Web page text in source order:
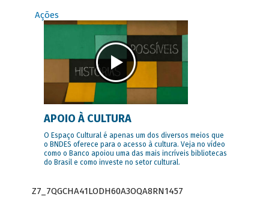
Ações
APOIO À CULTURA
O Espaço Cultural é apenas um dos diversos meios que
o BNDES oferece para o acesso à cultura. Veja no vídeo
como o Banco apoiou uma das mais incríveis bibliotecas
do Brasil e como investe no setor cultural.
Z7_7QGCHA41LODH60A3OQA8RN1457